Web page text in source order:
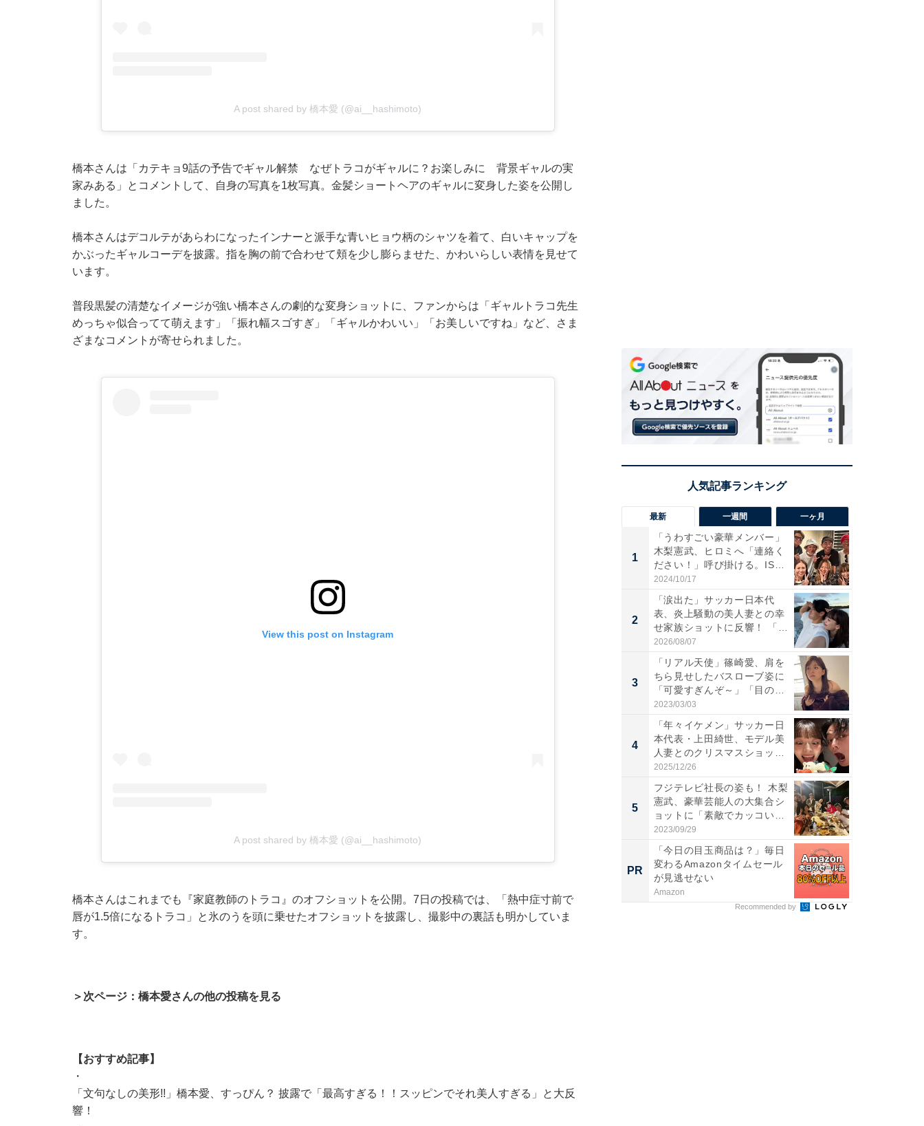
A post shared by 橋本愛 (@ai__hashimoto)
橋本さんは「カテキョ9話の予告でギャル解禁 なぜトラコがギャルに？お楽しみに 背景ギャルの実
家みある」とコメントして、自身の写真を1枚写真。金髪ショートヘアのギャルに変身した姿を公開し
ました。
橋本さんはデコルテがあらわになったインナーと派手な青いヒョウ柄のシャツを着て、白いキャップを
かぶったギャルコーデを披露。指を胸の前で合わせて頬を少し膨らませた、かわいらしい表情を見せて
います。
普段黒髪の清楚なイメージが強い橋本さんの劇的な変身ショットに、ファンからは「ギャルトラコ先生
めっちゃ似合ってて萌えます」「振れ幅スゴすぎ」「ギャルかわいい」「お美しいですね」など、さま
ざまなコメントが寄せられました。
View this post on Instagram
A post shared by 橋本愛 (@ai__hashimoto)
橋本さんはこれまでも『家庭教師のトラコ』のオフショットを公開。7日の投稿では、「熱中症寸前で
唇が1.5倍になるトラコ」と氷のうを頭に乗せたオフショットを披露し、撮影中の裏話も明かしていま
す。
＞次ページ：橋本愛さんの他の投稿を見る
【おすすめ記事】
・
「文句なしの美形!!」橋本愛、すっぴん？ 披露で「最高すぎる！！スッピンでそれ美人すぎる」と大反
響！
最新 一週間 一ヶ月
1
「うわすごい豪華メンバー」
木梨憲武、ヒロミへ「連絡く
ださい！」呼び掛ける。IS
S...
2024/10/17
2
「涙出た」サッカー日本代
表、炎上騒動の美人妻との幸
せ家族ショットに反響！ 「最
高...
2026/08/07
3
「リアル天使」篠崎愛、肩を
ちら見せしたバスローブ姿に
「可愛すぎんぞ～」「目の表
情...
2023/03/03
4
「年々イケメン」サッカー日
本代表・上田綺世、モデル美
人妻とのクリスマスショット
に...
2025/12/26
5
フジテレビ社長の姿も！ 木梨
憲武、豪華芸能人の大集合シ
ョットに「素敵でカッコい
い...
2023/09/29
PR
「今日の目玉商品は？」毎日
変わるAmazonタイムセール
が見逃せない
Amazon
Recommended by